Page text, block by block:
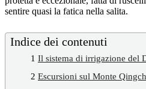
sentire quasi la fatica nella salita.
Indice dei contenuti
1 Il sistema di irrigazione del
2 Escursioni sul Monte